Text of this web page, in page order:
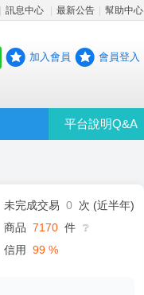
訊息中心 最新公告 幫助中心
加入會員 會員登入
平台說明Q&A
未完成交易 0
次 (近半年)
商品 7170 件 ❔
信用 99 %